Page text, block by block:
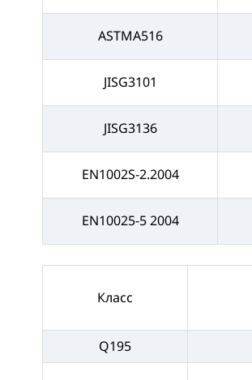
ASTMA516
JISG3101
JISG3136
EN1002S-2.2004
EN10025-5 2004
Класс
Q195